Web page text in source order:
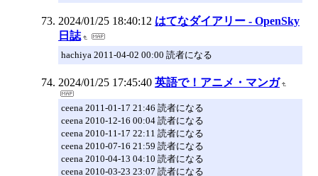
2024/01/25 18:40:12 はてなダイアリー - OpenSky
日誌
hachiya 2011-04-02 00:00 読者になる
2024/01/25 17:45:40 英語で！アニメ・マンガ
ceena 2011-01-17 21:46 読者になる
ceena 2010-12-16 00:04 読者になる
ceena 2010-11-17 22:11 読者になる
ceena 2010-07-16 21:59 読者になる
ceena 2010-04-13 04:10 読者になる
ceena 2010-03-23 23:07 読者になる